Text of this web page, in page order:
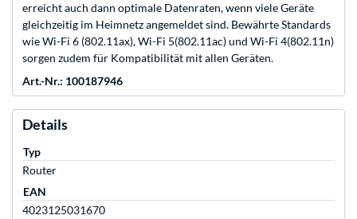
erreicht auch dann optimale Datenraten, wenn viele Geräte
gleichzeitig im Heimnetz angemeldet sind. Bewährte Standards
wie Wi-Fi 6 (802.11ax), Wi-Fi 5(802.11ac) und Wi-Fi 4(802.11n)
sorgen zudem für Kompatibilität mit allen Geräten.
Art.-Nr.: 100187946
Details
Typ
Router
EAN
4023125031670